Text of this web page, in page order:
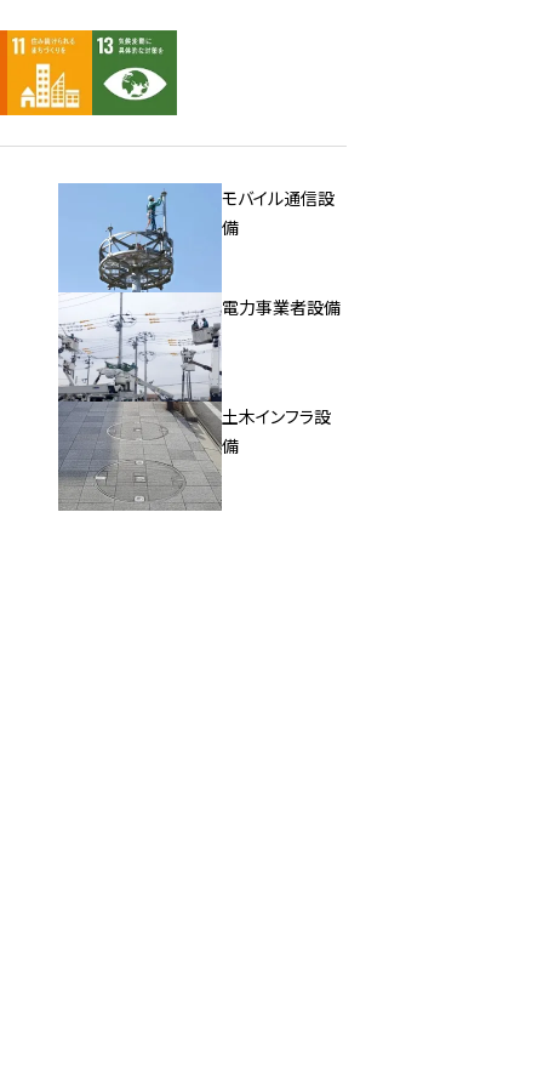
モバイル通信設
備
電力事業者設備
土木インフラ設
備